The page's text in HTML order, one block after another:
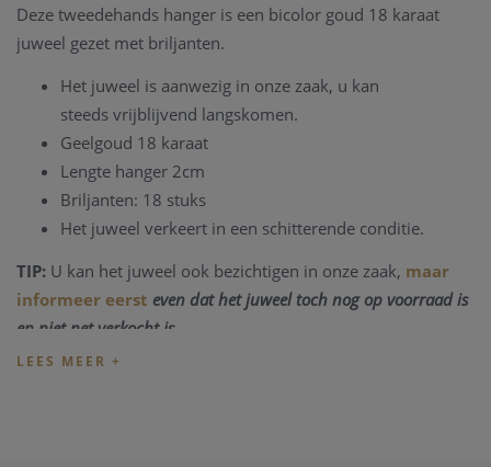
Deze tweedehands hanger is een bicolor goud 18 karaat
juweel gezet met briljanten.
Het juweel is aanwezig in onze zaak, u kan
steeds vrijblijvend langskomen.
Geelgoud 18 karaat
Lengte hanger 2cm
Briljanten: 18 stuks
Het juweel verkeert in een schitterende conditie.
TIP: U kan het juweel ook bezichtigen in onze zaak, maar
informeer eerst even dat het juweel toch nog op voorraad is
en niet net verkocht is.
Heeft u verder vragen omtrent dit juweel, of voor alle